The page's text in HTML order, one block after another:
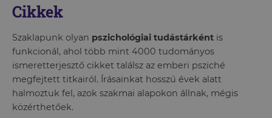
Cikkek
Szaklapunk olyan pszichológiai tudástárként is
funkcionál, ahol több mint 4000 tudományos
ismeretterjesztő cikket találsz az emberi psziché
megfejtett titkairól. Írásainkat hosszú évek alatt
halmoztuk fel, azok szakmai alapokon állnak, mégis
közérthetőek.